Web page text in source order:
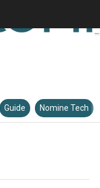
Guide Nomine Tech